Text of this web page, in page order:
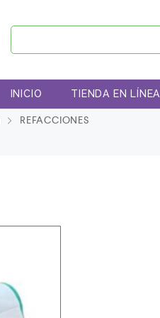
INICIO TIENDA EN LÍNEA
REFACCIONES